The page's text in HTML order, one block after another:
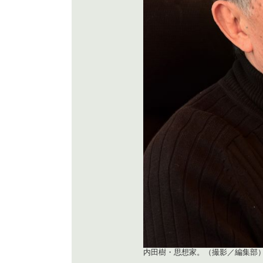
内田樹・思想家。（撮影／編集部